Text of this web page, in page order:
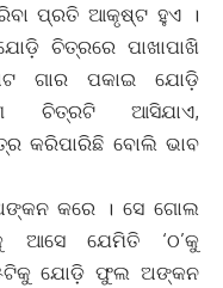
ପ୍ରତି ଆକୃଷ୍ଟ ହୁଏ ।
ଚିତ୍ରରେ ପାଖାପାଖି
ଗାର ପକାଇ ଯୋଡ଼ି
ଚିତ୍ରଟି ଆସିଯାଏ,
କରିପାରିଛି ବୋଲି ଭାବ
କରେ । ସେ ଗୋଲ
ଯେମିତି ‘ଠ’କୁ
ଯୋଡ଼ି ଫୁଲ ଅଙ୍କନ